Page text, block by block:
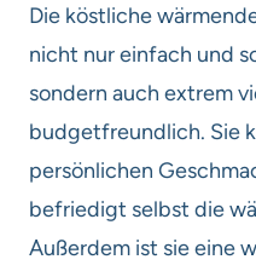
Die köstliche
nicht nur einfach und
sondern auch extrem
budgetfreundlich. Sie
persönlichen
befriedigt selbst die
Außerdem ist sie eine